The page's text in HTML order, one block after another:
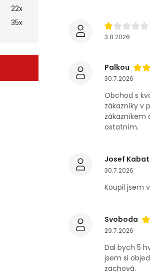
22x
35x
3.8.2026
Palkou
30.7.2026
Obchod s
zákazníky v
zákazníkem
ostatním.
Josef Kabat
30.7.2026
Koupil jsem
Svoboda
29.7.2026
Dal bych 5
jsem si
zachová.